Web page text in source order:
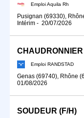
Emploi Aquila Rh
Pusignan (69330),
Intérim - 20/07/2026
CHAUDRONNIER
Emploi RANDSTAD
Genas (69740), Rhône
01/08/2026
SOUDEUR (F/H)